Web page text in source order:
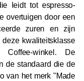
leidt tot espresso-
overtuigen door een
zuren en zijn
kwaliteitsklasse
winkel. De
de standaard die de
van het merk "Made